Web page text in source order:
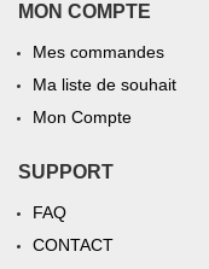
MON COMPTE
Mes commandes
Ma liste de souhait
Mon Compte
SUPPORT
FAQ
CONTACT